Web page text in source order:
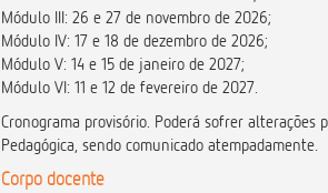
Módulo III: 26 e 27 de novembro de 2026;
Módulo IV: 17 e 18 de dezembro de 2026;
Módulo V: 14 e 15 de janeiro de 2027;
Módulo VI: 11 e 12 de fevereiro de 2027.
Cronograma provisório. Poderá sofrer alterações
Pedagógica, sendo comunicado atempadamente.
Corpo docente